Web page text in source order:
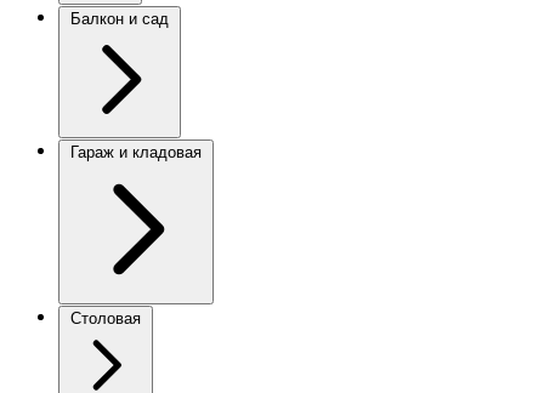
Балкон и сад
Гараж и кладовая
Столовая